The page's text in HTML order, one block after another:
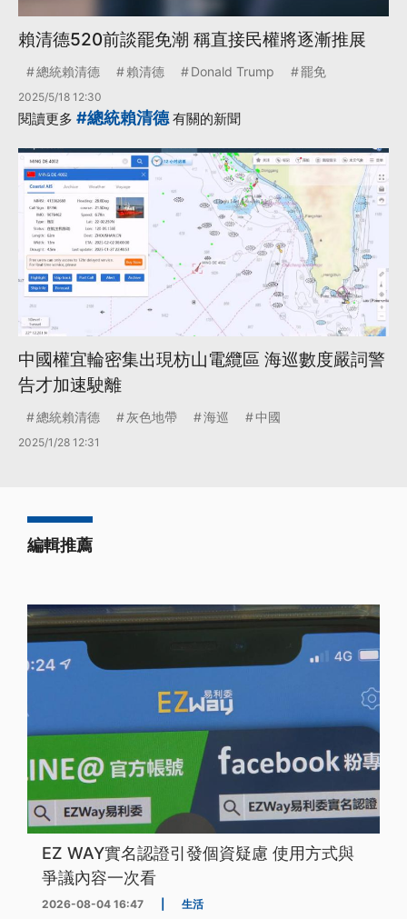
賴清德520前談罷免潮 稱直接民權將逐漸推展
總統賴清德 賴清德 Donald Trump 罷免
2025/5/18 12:30
閱讀更多 #總統賴清德有關的新聞
中國權宜輪密集出現枋山電纜區 海巡數度嚴詞警
告才加速駛離
總統賴清德 灰色地帶 海巡 中國
2025/1/28 12:31
編輯推薦
EZ WAY實名認證引發個資疑慮 使用方式與
爭議內容一次看
2026-08-04 16:47 生活